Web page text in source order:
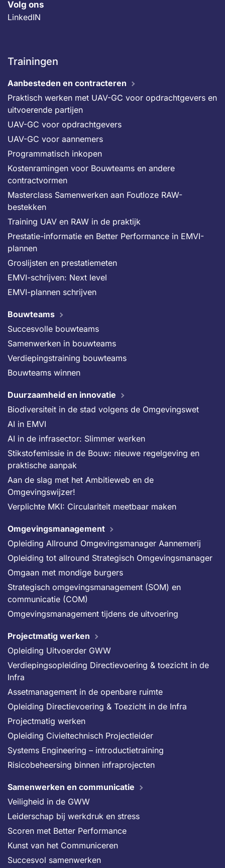
Volg ons
LinkedIN
Trainingen
Aanbesteden en contracteren
Praktisch werken met UAV-GC voor opdrachtgevers en
uitvoerende partijen
UAV-GC voor opdrachtgevers
UAV-GC voor aannemers
Programmatisch inkopen
Kostenramingen voor Bouwteams en andere
contractvormen
Masterclass Samenwerken aan Foutloze RAW-
bestekken
Training UAV en RAW in de praktijk
Prestatie-informatie en Better Performance in EMVI-
plannen
Groslijsten en prestatiemeten
EMVI-schrijven: Next level
EMVI-plannen schrijven
Bouwteams
Succesvolle bouwteams
Samenwerken in bouwteams
Verdiepingstraining bouwteams
Bouwteams winnen
Duurzaamheid en innovatie
Biodiversiteit in de stad volgens de Omgevingswet
AI in EMVI
AI in de infrasector: Slimmer werken
Stikstofemissie in de Bouw: nieuwe regelgeving en
praktische aanpak
Aan de slag met het Ambitieweb en de
Omgevingswijzer!
Verplichte MKI: Circulariteit meetbaar maken
Omgevingsmanagement
Opleiding Allround Omgevingsmanager Aannemerij
Opleiding tot allround Strategisch Omgevingsmanager
Omgaan met mondige burgers
Strategisch omgevingsmanagement (SOM) en
communicatie (COM)
Omgevingsmanagement tijdens de uitvoering
Projectmatig werken
Opleiding Uitvoerder GWW
Verdiepingsopleiding Directievoering & toezicht in de
Infra
Assetmanagement in de openbare ruimte
Opleiding Directievoering & Toezicht in de Infra
Projectmatig werken
Opleiding Civieltechnisch Projectleider
Systems Engineering – introductietraining
Risicobeheersing binnen infraprojecten
Samenwerken en communicatie
Veiligheid in de GWW
Leiderschap bij werkdruk en stress
Scoren met Better Performance
Kunst van het Communiceren
Succesvol samenwerken